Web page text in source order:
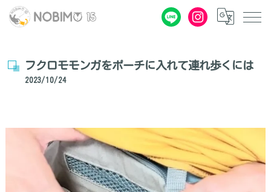
フクロモモンガをポーチに入れて連れ歩くには
2023/10/24